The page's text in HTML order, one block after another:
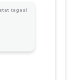
tagasi